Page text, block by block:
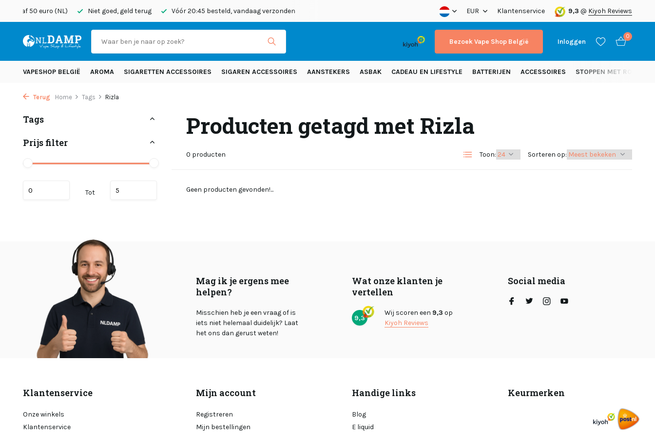
vanaf 50 euro (NL) Niet goed, geld terug Vóór 20:45 besteld, vandaag verzonden EUR Klantenservice 9,3 @ Kiyoh Reviews
Bezoek Vape Shop België Inloggen
0
VAPESHOP BELGIË AROMA SIGARETTEN ACCESSOIRES SIGAREN ACCESSOIRES AANSTEKERS ASBAK CADEAU EN LIFESTYLE BATTERIJEN ACCESSOIRES STOPPEN MET ROKEN
Terug Home Tags Rizla
Tags
Prijs filter
Tot
Producten getagd met Rizla
0 producten Toon: Sorteren op:
Geen producten gevonden!...
Mag ik je ergens mee
helpen?
Misschien heb je een vraag of is
iets niet helemaal duidelijk? Laat
het ons dan gerust weten!
Wat onze klanten je
vertellen
9,3
Wij scoren een 9,3 op
Kiyoh Reviews
Social media
Klantenservice
Onze winkels
Klantenservice
Mijn account
Registreren
Mijn bestellingen
Handige links
Blog
E liquid
Keurmerken